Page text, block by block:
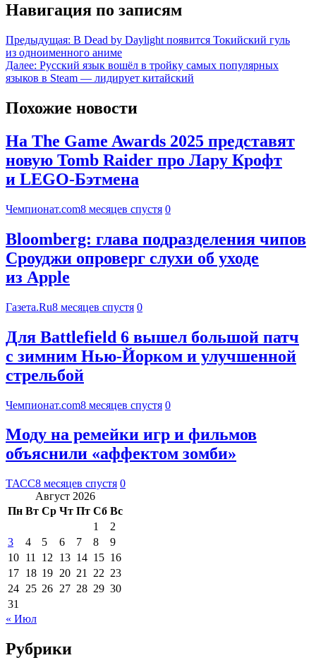
Навигация по записям
Предыдущая: В Dead by Daylight появится Токийский гуль
из одноименного аниме
Далее: Русский язык вошёл в тройку самых популярных
языков в Steam — лидирует китайский
Похожие новости
На The Game Awards 2025 представят
новую Tomb Raider про Лару Крофт
и LEGO-Бэтмена
Чемпионат.com8 месяцев спустя 0
Bloomberg: глава подразделения чипов
Сроуджи опроверг слухи об уходе
из Apple
Газета.Ru8 месяцев спустя 0
Для Battlefield 6 вышел большой патч
с зимним Нью-Йорком и улучшенной
стрельбой
Чемпионат.com8 месяцев спустя 0
Моду на ремейки игр и фильмов
объяснили «аффектом зомби»
ТАСС8 месяцев спустя 0
Август 2026
Пн Вт Ср Чт Пт Сб Вс
1
2
3
4 5 6 7 8
9
10 11 12 13 14 15 16
17 18 19 20 21 22 23
24 25 26 27 28 29 30
31
« Июл
Рубрики